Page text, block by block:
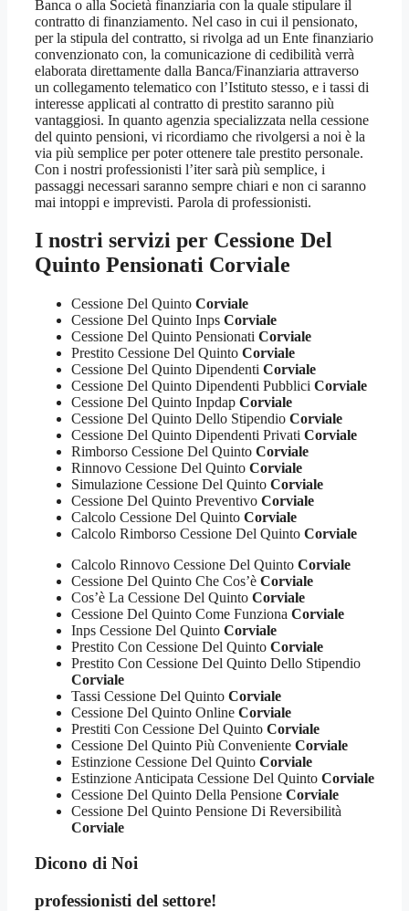
Banca o alla Società finanziaria con la quale stipulare il
contratto di finanziamento. Nel caso in cui il pensionato,
per la stipula del contratto, si rivolga ad un Ente finanziario
convenzionato con, la comunicazione di cedibilità verrà
elaborata direttamente dalla Banca/Finanziaria attraverso
un collegamento telematico con l’Istituto stesso, e i tassi di
interesse applicati al contratto di prestito saranno più
vantaggiosi. In quanto agenzia specializzata nella cessione
del quinto pensioni, vi ricordiamo che rivolgersi a noi è la
via più semplice per poter ottenere tale prestito personale.
Con i nostri professionisti l’iter sarà più semplice, i
passaggi necessari saranno sempre chiari e non ci saranno
mai intoppi e imprevisti. Parola di professionisti.
I nostri servizi per Cessione Del
Quinto Pensionati Corviale
Cessione Del Quinto Corviale
Cessione Del Quinto Inps Corviale
Cessione Del Quinto Pensionati Corviale
Prestito Cessione Del Quinto Corviale
Cessione Del Quinto Dipendenti Corviale
Cessione Del Quinto Dipendenti Pubblici Corviale
Cessione Del Quinto Inpdap Corviale
Cessione Del Quinto Dello Stipendio Corviale
Cessione Del Quinto Dipendenti Privati Corviale
Rimborso Cessione Del Quinto Corviale
Rinnovo Cessione Del Quinto Corviale
Simulazione Cessione Del Quinto Corviale
Cessione Del Quinto Preventivo Corviale
Calcolo Cessione Del Quinto Corviale
Calcolo Rimborso Cessione Del Quinto Corviale
Calcolo Rinnovo Cessione Del Quinto Corviale
Cessione Del Quinto Che Cos’è Corviale
Cos’è La Cessione Del Quinto Corviale
Cessione Del Quinto Come Funziona Corviale
Inps Cessione Del Quinto Corviale
Prestito Con Cessione Del Quinto Corviale
Prestito Con Cessione Del Quinto Dello Stipendio
Corviale
Tassi Cessione Del Quinto Corviale
Cessione Del Quinto Online Corviale
Prestiti Con Cessione Del Quinto Corviale
Cessione Del Quinto Più Conveniente Corviale
Estinzione Cessione Del Quinto Corviale
Estinzione Anticipata Cessione Del Quinto Corviale
Cessione Del Quinto Della Pensione Corviale
Cessione Del Quinto Pensione Di Reversibilità
Corviale
Dicono di Noi
professionisti del settore!